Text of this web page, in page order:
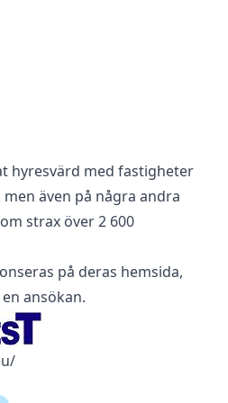
hyresvärd med fastigheter
även på några andra
strax över 2 600
på deras hemsida,
ansökan.